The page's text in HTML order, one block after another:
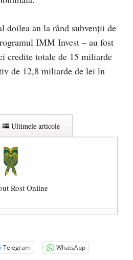
doilea an la rând subvenții de
IMM Invest – au fost
credite totale de 15 miliarde
de 12,8 miliarde de lei în
Ultimele articole
Rost Online
despre
Volodymyr
mai 2026
Telegram
WhatsApp